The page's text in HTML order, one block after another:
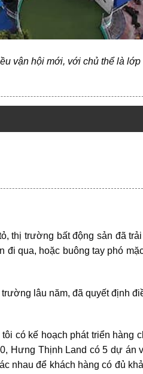
vận hội mới, với chủ thể là
thị trường bất động sản đã
qua, hoặc buông tay phó
lâu năm, đã quyết định
có kế hoạch phát triển hàng
Hưng Thịnh Land có 5 dự án
nhau để khách hàng có đủ